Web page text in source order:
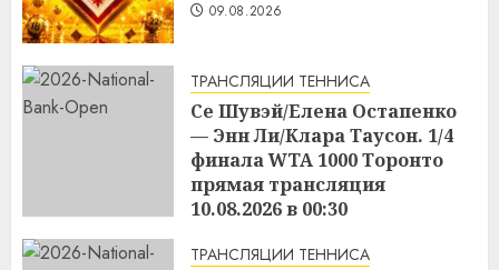
09.08.2026
ТРАНСЛЯЦИИ ТЕННИСА
Се Шувэй/Елена Остапенко
— Энн Ли/Клара Таусон. 1/4
финала WTA 1000 Торонто
прямая трансляция
10.08.2026 в 00:30
ТРАНСЛЯЦИИ ТЕННИСА